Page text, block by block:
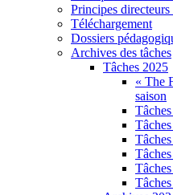
Principes
Téléchargement
Dossiers
Archives des tâches
Tâches 2025
« The
saison